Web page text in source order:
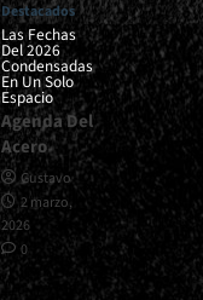
Destacados
Las Fechas
Del 2026
Condensadas
En Un Solo
Espacio
Agenda Del
Acero
Gustavo
2 marzo,
2026
0